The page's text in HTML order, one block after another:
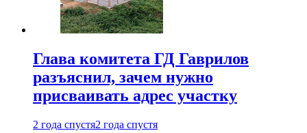
Глава комитета ГД Гаврилов
разъяснил, зачем нужно
присваивать адрес участку
2 года спустя2 года спустя